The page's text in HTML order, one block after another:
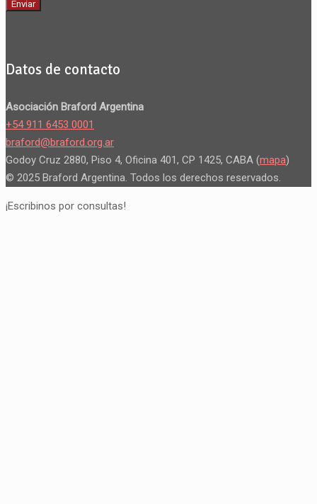
Datos de contacto
Asociación Braford Argentina
+54 911 6453 0001
braford@braford.org.ar
Godoy Cruz 2880, Piso 4, Oficina 401, CP 1425, CABA (mapa)
© 2025 Braford Argentina. Todos los derechos reservados.
¡Escribinos por consultas!